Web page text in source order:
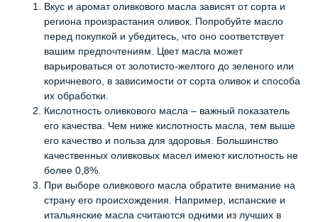
Вкус и аромат оливкового масла зависят от сорта и
региона произрастания оливок. Попробуйте масло
перед покупкой и убедитесь, что оно соответствует
вашим предпочтениям. Цвет масла может
варьироваться от золотисто-желтого до зеленого или
коричневого, в зависимости от сорта оливок и способа
их обработки.
Кислотность оливкового масла – важный показатель
его качества. Чем ниже кислотность масла, тем выше
его качество и польза для здоровья. Большинство
качественных оливковых масел имеют кислотность не
более 0,8%.
При выборе оливкового масла обратите внимание на
страну его происхождения. Например, испанские и
итальянские масла считаются одними из лучших в